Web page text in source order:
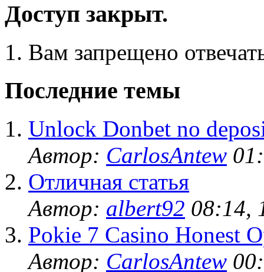
Доступ закрыт.
Вам запрещено
Последние темы
Unlock Donbet no
Автор: CarlosAntew
Отличная статья
Автор: albert92 08:14,
Pokie 7 Casino Honest
Автор: CarlosAntew